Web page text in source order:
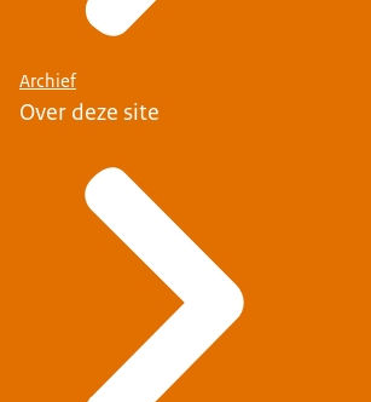
Archief
Over deze site